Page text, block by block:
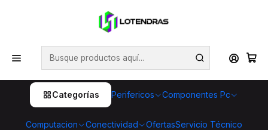
Categorías Perifericos Componentes Pc
Computacion Conectividad OfertasServicio Técnico
💥 ¡Compra HOY y retira GRATIS en tienda! 🏪🚀 Además,
aprovecha cientos de productos con Despacho Gratis 🛒📦
¡No dejes pasar esta oportunidad! 🔥
Inicio Perifericos
Audífonos HP DHE-7000C USB-C In-Ear con micrófono